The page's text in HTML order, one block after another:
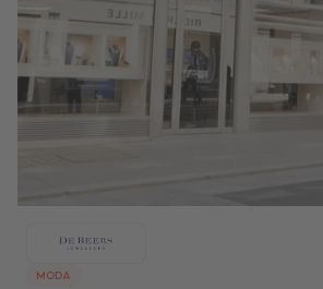
MODA